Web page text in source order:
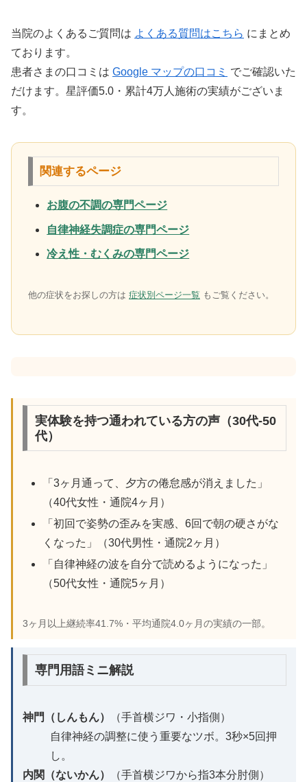
当院のよくあるご質問は よくある質問はこちら にまとめ
ております。
患者さまの口コミは Google マップの口コミ でご確認いた
だけます。星評価5.0・累計4万人施術の実績がございま
す。
関連するページ
お腹の不調の専門ページ
自律神経失調症の専門ページ
冷え性・むくみの専門ページ
他の症状をお探しの方は 症状別ページ一覧 もご覧ください。
実体験を持つ通われている方の声（30代-50
代）
「3ヶ月通って、夕方の倦怠感が消えました」
（40代女性・通院4ヶ月）
「初回で姿勢の歪みを実感、6回で朝の硬さがな
くなった」（30代男性・通院2ヶ月）
「自律神経の波を自分で読めるようになった」
（50代女性・通院5ヶ月）
3ヶ月以上継続率41.7%・平均通院4.0ヶ月の実績の一部。
専門用語ミニ解説
神門（しんもん）
（手首横ジワ・小指側）
自律神経の調整に使う重要なツボ。3秒×5回押
し。
内関（ないかん）
（手首横ジワから指3本分肘側）